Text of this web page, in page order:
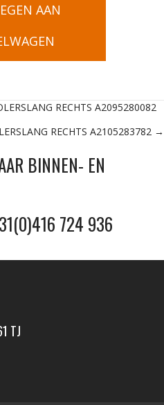
AAN
RECHTS A2095280082
RECHTS A2105283782 →
BINNEN- EN
724 936
TJ